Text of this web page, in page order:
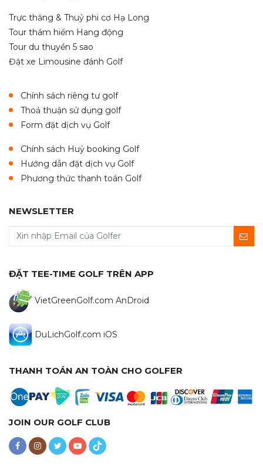
Trực thăng & Thuỷ phi cơ Hạ Long
Tour thám hiểm Hang động
Tour du thuyền 5 sao
Đặt xe Limousine đánh Golf
Chính sách riêng tư golf
Thoả thuận sử dụng golf
Form đặt dịch vụ Golf
Chính sách Huỷ booking Golf
Hướng dẫn đặt dịch vụ Golf
Phương thức thanh toán Golf
NEWSLETTER
ĐẶT TEE-TIME GOLF TRÊN APP
VietGreenGolf.com AnDroid
DuLichGolf.com iOS
THANH TOÁN AN TOÀN CHO GOLFER
JOIN OUR GOLF CLUB